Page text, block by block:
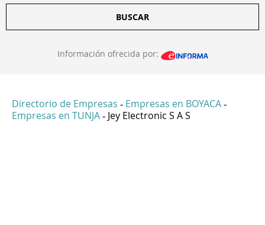
BUSCAR
Información ofrecida por:
Directorio de Empresas - Empresas en BOYACA -
Empresas en TUNJA - Jey Electronic S A S